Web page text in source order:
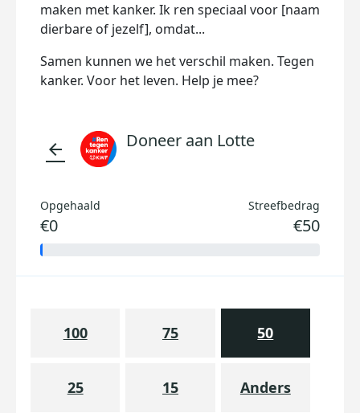
maken met kanker. Ik ren speciaal voor [naam
dierbare of jezelf], omdat...
Samen kunnen we het verschil maken. Tegen
kanker. Voor het leven. Help je mee?
arrow_back Doneer aan Lotte
Opgehaald
€0
Streefbedrag
€50
100 75 50
25 15 Anders